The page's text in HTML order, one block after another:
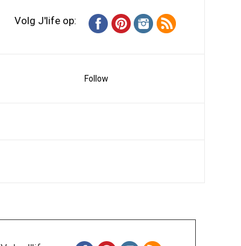
Volg J'life op:
Follow